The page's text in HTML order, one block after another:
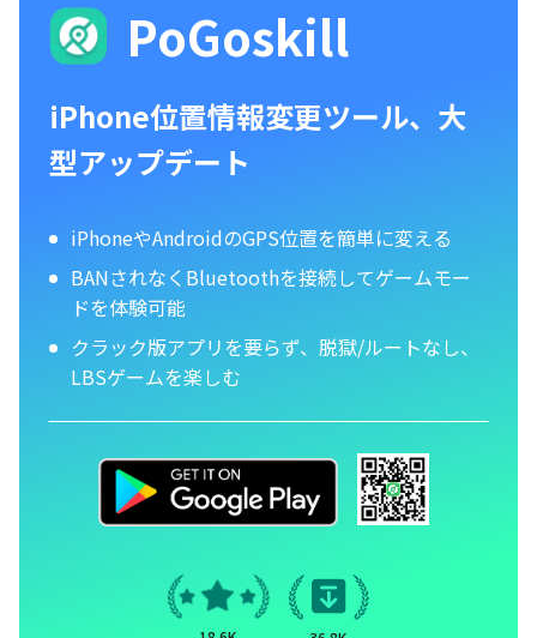
PoGoskill
iPhone位置情報変更ツール、大
型アップデート
iPhoneやAndroidのGPS位置を簡単に変える
BANされなくBluetoothを接続してゲームモー
ドを体験可能
クラック版アプリを要らず、脱獄/ルートなし、
LBSゲームを楽しむ